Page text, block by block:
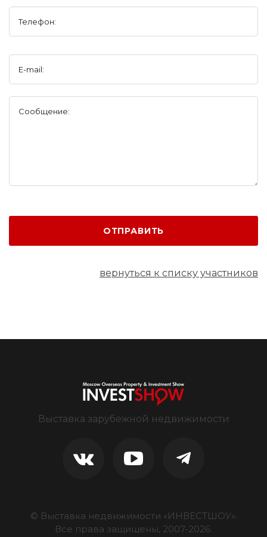
Телефон:
E-mail:
Сообщение:
ОТПРАВИТЬ
вернуться к списку участников
Выставка зарубежной недвижимости
© Выставка недвижимости «ИНВЕСТШОУ».
Все права защищены, 2007-2026.